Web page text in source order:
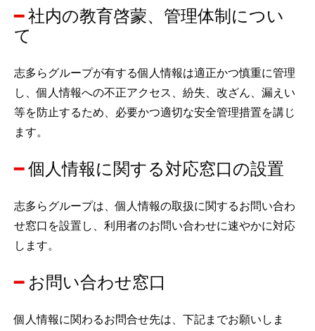
社内の教育啓蒙、管理体制につい
て
志多らグループが有する個人情報は適正かつ慎重に管理
し、個人情報への不正アクセス、紛失、改ざん、漏えい
等を防止するため、必要かつ適切な安全管理措置を講じ
ます。
個人情報に関する対応窓口の設置
志多らグループは、個人情報の取扱に関するお問い合わ
せ窓口を設置し、利用者のお問い合わせに速やかに対応
します。
お問い合わせ窓口
個人情報に関わるお問合せ先は、下記までお願いしま